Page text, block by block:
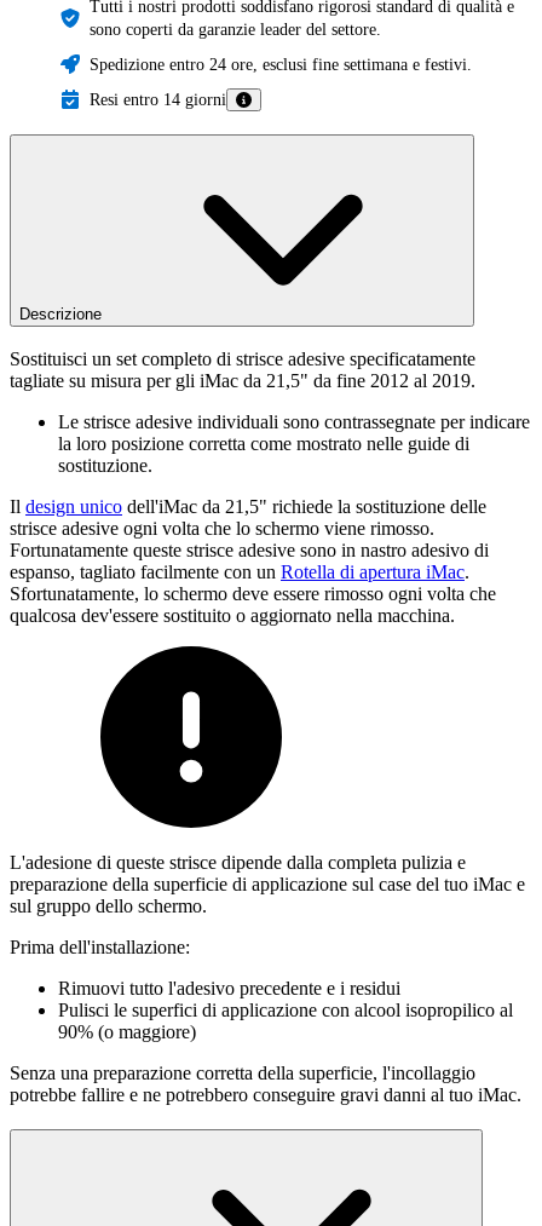
Tutti i nostri prodotti soddisfano rigorosi standard di qualità e
sono coperti da garanzie leader del settore.
Spedizione entro 24 ore, esclusi fine settimana e festivi.
Resi entro 14 giorni
Descrizione
Sostituisci un set completo di strisce adesive specificatamente
tagliate su misura per gli iMac da 21,5" da fine 2012 al 2019.
Le strisce adesive individuali sono contrassegnate per indicare
la loro posizione corretta come mostrato nelle guide di
sostituzione.
Il design unico dell'iMac da 21,5" richiede la sostituzione delle
strisce adesive ogni volta che lo schermo viene rimosso.
Fortunatamente queste strisce adesive sono in nastro adesivo di
espanso, tagliato facilmente con un Rotella di apertura iMac.
Sfortunatamente, lo schermo deve essere rimosso ogni volta che
qualcosa dev'essere sostituito o aggiornato nella macchina.
L'adesione di queste strisce dipende dalla completa pulizia e
preparazione della superficie di applicazione sul case del tuo iMac e
sul gruppo dello schermo.
Prima dell'installazione:
Rimuovi tutto l'adesivo precedente e i residui
Pulisci le superfici di applicazione con alcool isopropilico al
90% (o maggiore)
Senza una preparazione corretta della superficie, l'incollaggio
potrebbe fallire e ne potrebbero conseguire gravi danni al tuo iMac.